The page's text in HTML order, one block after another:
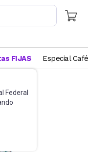
Federal
FIJAS Especial Café